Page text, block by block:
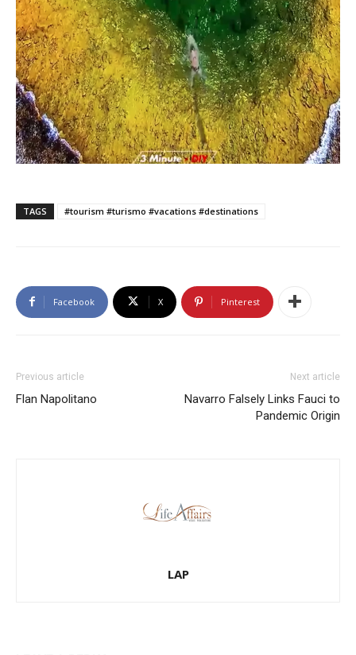
TAGS #tourism #turismo #vacations #destinations
Facebook X Pinterest
Previous article
Flan Napolitano
Next article
Navarro Falsely Links Fauci to
Pandemic Origin
LAP